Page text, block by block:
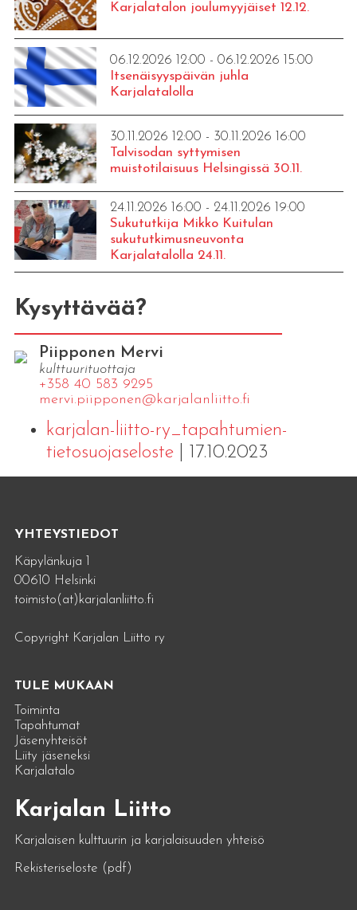
Karjalatalon joulumyyjäiset 12.12.
06.12.2026 12:00 - 06.12.2026 15:00
Itsenäisyyspäivän juhla
Karjalatalolla
30.11.2026 12:00 - 30.11.2026 16:00
Talvisodan syttymisen
muistotilaisuus Helsingissä 30.11.
24.11.2026 16:00 - 24.11.2026 19:00
Sukututkija Mikko Kuitulan
sukututkimusneuvonta
Karjalatalolla 24.11.
Kysyttävää?
Piipponen Mervi
kulttuurituottaja
+358 40 583 9295
mervi.​piipponen@​kar​jala​nlii​tto.​fi
karjalan-liitto-ry_tapahtumien-
tietosuojaseloste| 17.10.2023
YHTEYSTIEDOT
Käpylänkuja 1
00610 Helsinki
toimisto(at)karjalanliitto.fi
Copyright Karjalan Liitto ry
TULE MUKAAN
Toiminta
Tapahtumat
Jäsenyhteisöt
Liity jäseneksi
Karjalatalo
Karjalan Liitto
Karjalaisen kulttuurin ja karjalaisuuden yhteisö
Rekisteriseloste (pdf)